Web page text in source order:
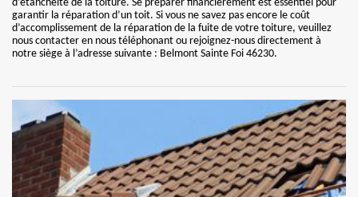
d’étanchéité de la toiture. Se préparer financièrement est essentiel pour
garantir la réparation d’un toit. Si vous ne savez pas encore le coût
d’accomplissement de la réparation de la fuite de votre toiture, veuillez
nous contacter en nous téléphonant ou rejoignez-nous directement à
notre siège à l’adresse suivante : Belmont Sainte Foi 46230.